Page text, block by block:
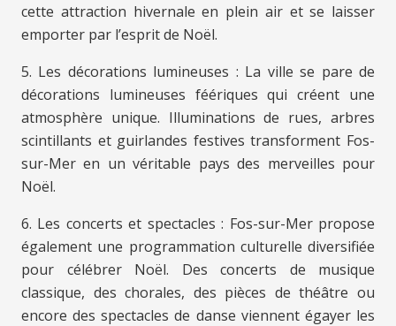
cette attraction hivernale en plein air et se laisser
emporter par l’esprit de Noël.
5. Les décorations lumineuses : La ville se pare de
décorations lumineuses féériques qui créent une
atmosphère unique. Illuminations de rues, arbres
scintillants et guirlandes festives transforment Fos-
sur-Mer en un véritable pays des merveilles pour
Noël.
6. Les concerts et spectacles : Fos-sur-Mer propose
également une programmation culturelle diversifiée
pour célébrer Noël. Des concerts de musique
classique, des chorales, des pièces de théâtre ou
encore des spectacles de danse viennent égayer les